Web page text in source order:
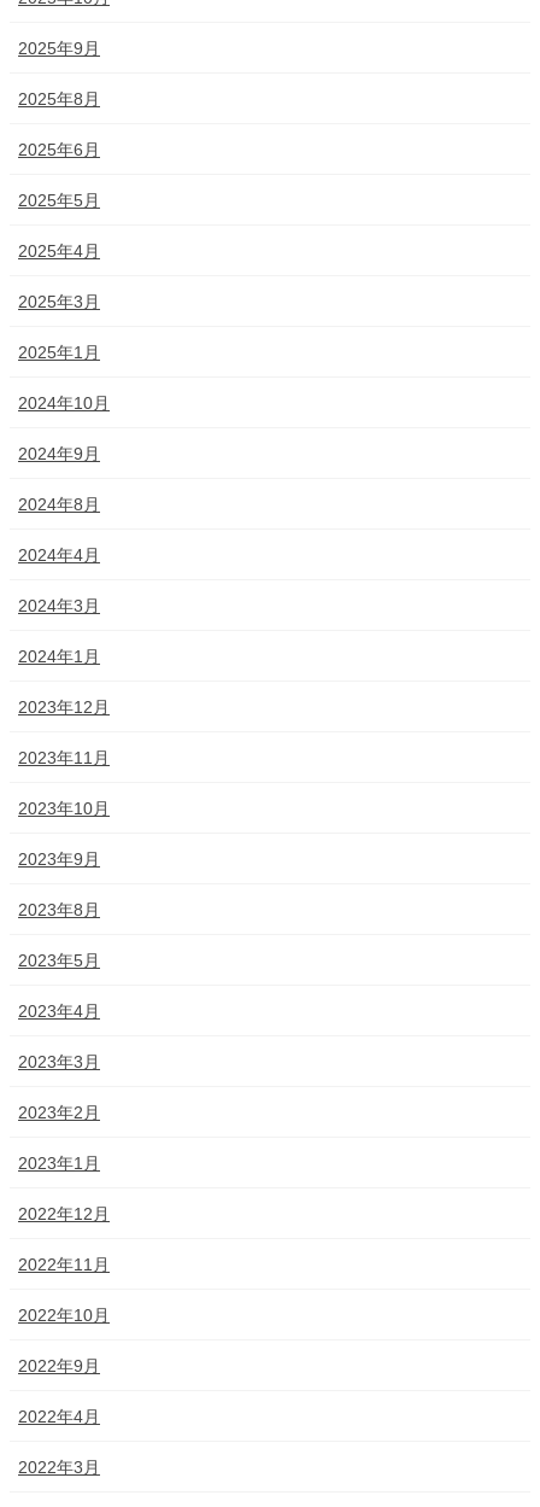
2025年9月
2025年8月
2025年6月
2025年5月
2025年4月
2025年3月
2025年1月
2024年10月
2024年9月
2024年8月
2024年4月
2024年3月
2024年1月
2023年12月
2023年11月
2023年10月
2023年9月
2023年8月
2023年5月
2023年4月
2023年3月
2023年2月
2023年1月
2022年12月
2022年11月
2022年10月
2022年9月
2022年4月
2022年3月